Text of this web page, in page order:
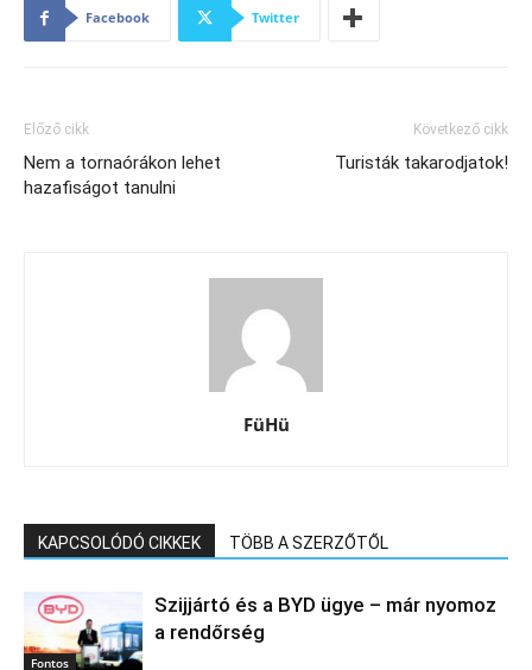
Facebook Twitter
Előző cikk
Nem a tornaórákon lehet
hazafiságot tanulni
Következő cikk
Turisták takarodjatok!
FüHü
KAPCSOLÓDÓ CIKKEK TÖBB A SZERZŐTŐL
Fontos
Szijjártó és a BYD ügye – már nyomoz
a rendőrség